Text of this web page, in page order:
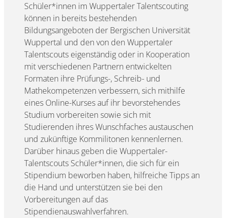
Schüler*innen im Wuppertaler Talentscouting
können in bereits bestehenden
Bildungsangeboten der Bergischen Universität
Wuppertal und den von den Wuppertaler
Talentscouts eigenständig oder in Kooperation
mit verschiedenen Partnern entwickelten
Formaten ihre Prüfungs-, Schreib- und
Mathekompetenzen verbessern, sich mithilfe
eines Online-Kurses auf ihr bevorstehendes
Studium vorbereiten sowie sich mit
Studierenden ihres Wunschfaches austauschen
und zukünftige Kommilitonen kennenlernen.
Darüber hinaus geben die Wuppertaler-
Talentscouts Schüler*innen, die sich für ein
Stipendium beworben haben, hilfreiche Tipps an
die Hand und unterstützen sie bei den
Vorbereitungen auf das
Stipendienauswahlverfahren.